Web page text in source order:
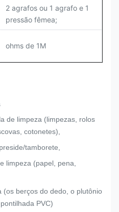
2 agrafos ou 1 agrafo e 1
pressão fêmea;
ohms de 1M
de limpeza (limpezas, rolos
cotonetes),
tamborete,
limpeza (papel, pena,
(os berços do dedo, o plutônio
PVC)